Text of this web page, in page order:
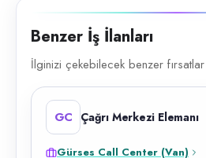
Benzer İş İlanları
İlginizi çekebilecek benzer fırsatlar
GC Çağrı Merkezi Elemanı
Gürses Call Center (Van)